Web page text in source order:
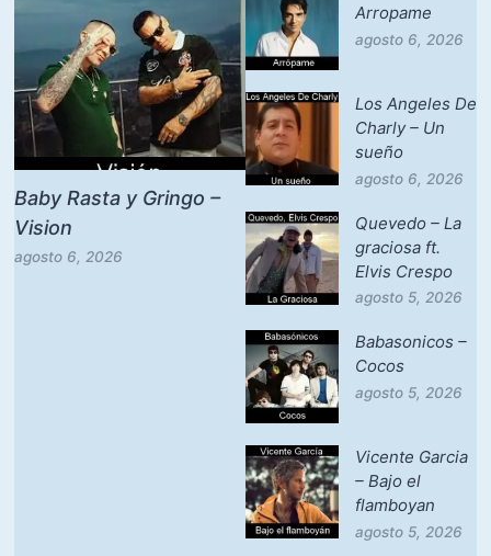
Baby Rasta y Gringo –
Vision
agosto 6, 2026
Arropame
agosto 6, 2026
Los Angeles De
Charly – Un
sueño
agosto 6, 2026
Quevedo – La
graciosa ft.
Elvis Crespo
agosto 5, 2026
Babasonicos –
Cocos
agosto 5, 2026
Vicente Garcia
– Bajo el
flamboyan
agosto 5, 2026